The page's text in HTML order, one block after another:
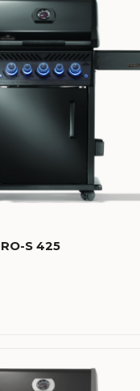
S 425